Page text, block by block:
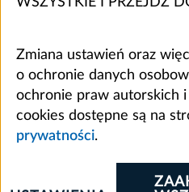
Zmiana ustawień oraz
o ochronie danych
ochronie praw autorskich i
cookies dostępne są na
prywatności.